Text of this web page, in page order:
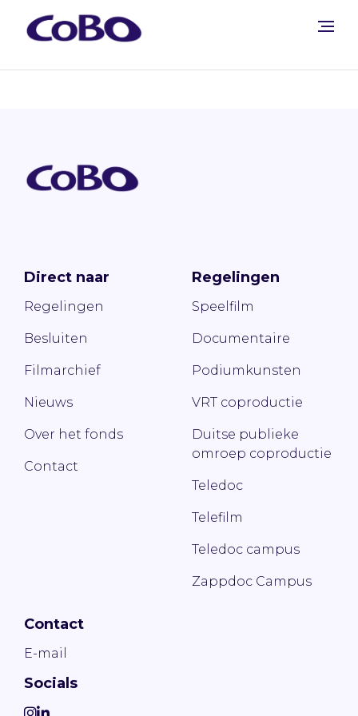
Direct naar
Regelingen
Besluiten
Filmarchief
Nieuws
Over het fonds
Contact
Regelingen
Speelfilm
Documentaire
Podiumkunsten
VRT coproductie
Duitse publieke
omroep coproductie
Teledoc
Telefilm
Teledoc campus
Zappdoc Campus
Contact
E-mail
Socials